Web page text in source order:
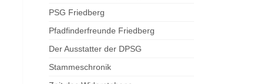
PSG Friedberg
Pfadfinderfreunde Friedberg
Der Ausstatter der DPSG
Stammeschronik